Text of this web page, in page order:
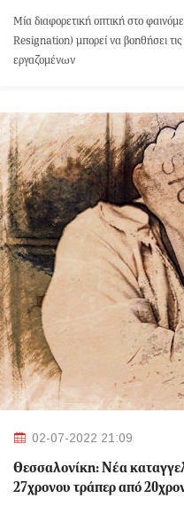
Μία διαφορετική οπτική στο
Resignation) μπορεί να βοηθήσει
εργαζομένων
02-07-2022 21:09
Θεσσαλονίκη: Νέα
27χρονου τράπερ από